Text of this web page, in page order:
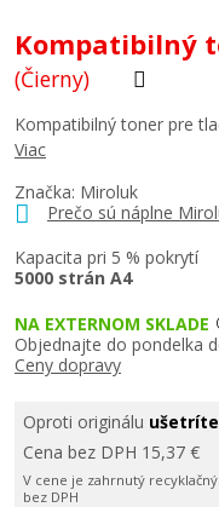
Kompatibilný
(Čierny)
Značka: Miroluk
Prečo sú náplne
Kapacita pri 5 % pokrytí
5000 strán A4
Kompatibilný toner pre
Viac
NA EXTERNOM SKLADE
Objednajte do pondelka
Ceny dopravy
Oproti originálu ušetríte
Cena bez DPH 15,37 €
V cene je zahrnutý
bez DPH